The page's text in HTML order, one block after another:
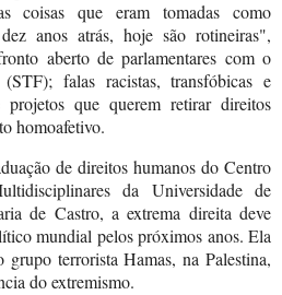
coisas que eram tomadas como
anos atrás, hoje são rotineiras",
aberto de parlamentares com o
falas racistas, transfóbicas e
projetos que querem retirar direitos
homoafetivo.
de direitos humanos do Centro
da Universidade de
de Castro, a extrema direita deve
mundial pelos próximos anos. Ela
terrorista Hamas, na Palestina,
do extremismo.